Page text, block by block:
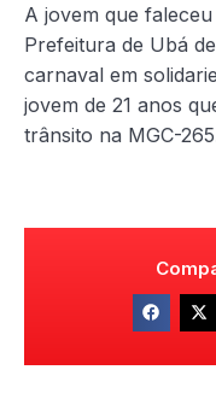
A jovem que
Prefeitura de Ubá
carnaval em
jovem de 21 anos
trânsito na MGC-